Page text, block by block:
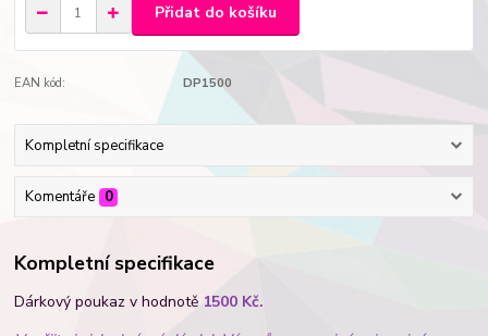
Přidat do košíku
EAN kód: DP1500
Kompletní specifikace
Komentáře 0
Kompletní specifikace
Dárkový poukaz v hodnotě 1500 Kč.